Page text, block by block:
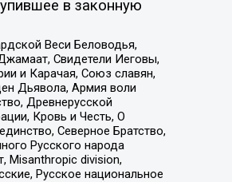
в законную
Веси Беловодья,
Свидетели Иеговы,
и Карачая, Союз славян,
Дьявола, Армия воли
Древнерусской
Кровь и Честь, О
Северное Братство,
Русского народа
Misanthropic division,
Русское национальное